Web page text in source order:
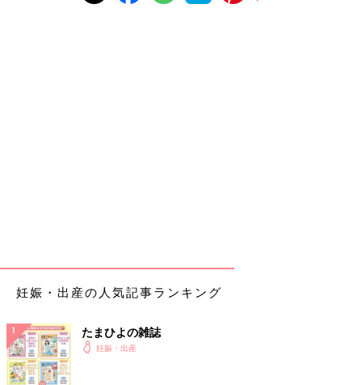
妊娠・出産の人気記事ランキング
たまひよの雑誌
妊娠・出産